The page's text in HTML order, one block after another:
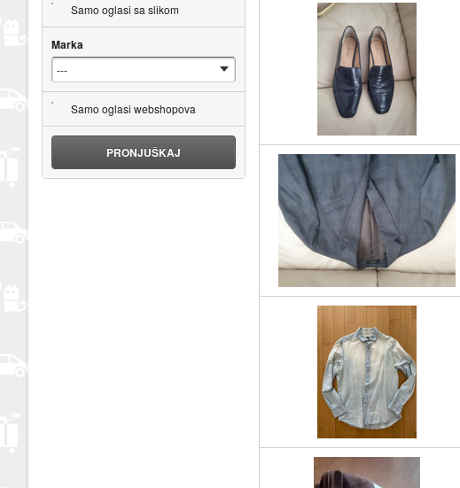
Samo oglasi sa slikom
Marka
Samo oglasi webshopova
PRONJUŠKAJ